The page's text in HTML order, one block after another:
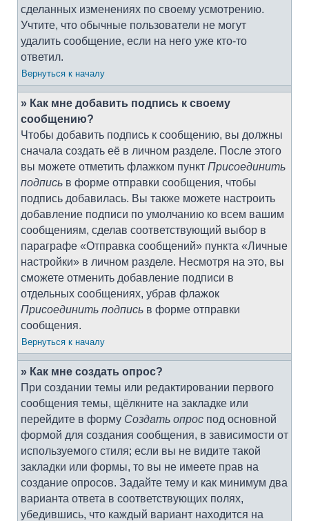
сделанных изменениях по своему усмотрению.
Учтите, что обычные пользователи не могут
удалить сообщение, если на него уже кто-то
ответил.
Вернуться к началу
» Как мне добавить подпись к своему
сообщению?
Чтобы добавить подпись к сообщению, вы должны
сначала создать её в личном разделе. После этого
вы можете отметить флажком пункт Присоединить
подпись в форме отправки сообщения, чтобы
подпись добавилась. Вы также можете настроить
добавление подписи по умолчанию ко всем вашим
сообщениям, сделав соответствующий выбор в
параграфе «Отправка сообщений» пункта «Личные
настройки» в личном разделе. Несмотря на это, вы
сможете отменить добавление подписи в
отдельных сообщениях, убрав флажок
Присоединить подпись в форме отправки
сообщения.
Вернуться к началу
» Как мне создать опрос?
При создании темы или редактировании первого
сообщения темы, щёлкните на закладке или
перейдите в форму Создать опрос под основной
формой для создания сообщения, в зависимости от
используемого стиля; если вы не видите такой
закладки или формы, то вы не имеете прав на
создание опросов. Задайте тему и как минимум два
варианта ответа в соответствующих полях,
убедившись, что каждый вариант находится на